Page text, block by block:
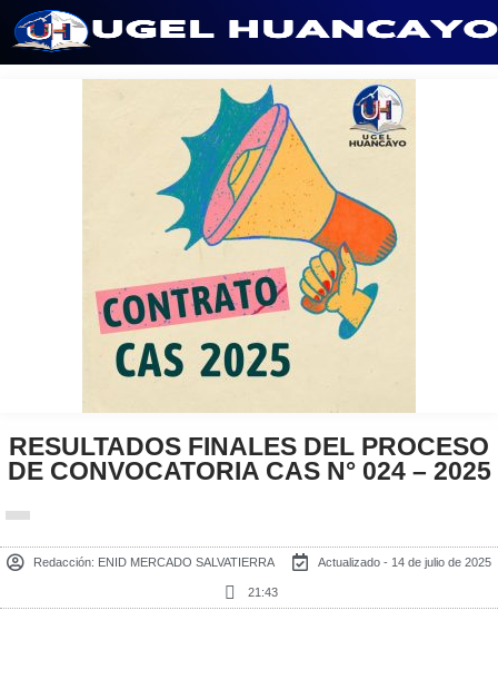
RESULTADOS FINALES DEL PROCESO
DE CONVOCATORIA CAS N° 024 – 2025
Redacción: ENID MERCADO SALVATIERRA Actualizado - 14 de julio de 2025
21:43